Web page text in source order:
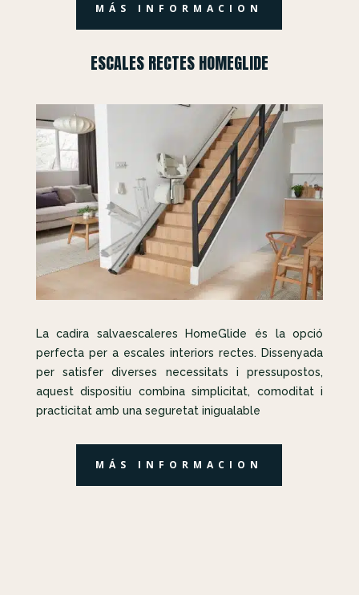
MÁS INFORMACION
ESCALES RECTES HOMEGLIDE
La cadira salvaescaleres HomeGlide és la opció
perfecta per a escales interiors rectes. Dissenyada
per satisfer diverses necessitats i pressupostos,
aquest dispositiu combina simplicitat, comoditat i
practicitat amb una seguretat inigualable
MÁS INFORMACION